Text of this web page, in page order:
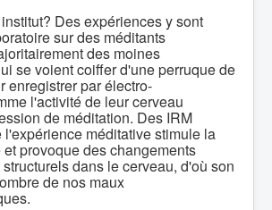
Des expériences y sont
sur des méditants
des moines
se voient coiffer d'une perruque de
enregistrer par électro-
l'activité de leur cerveau
de méditation. Des IRM
l'expérience méditative stimule la
provoque des changements
dans le cerveau, d'où son
de nos maux